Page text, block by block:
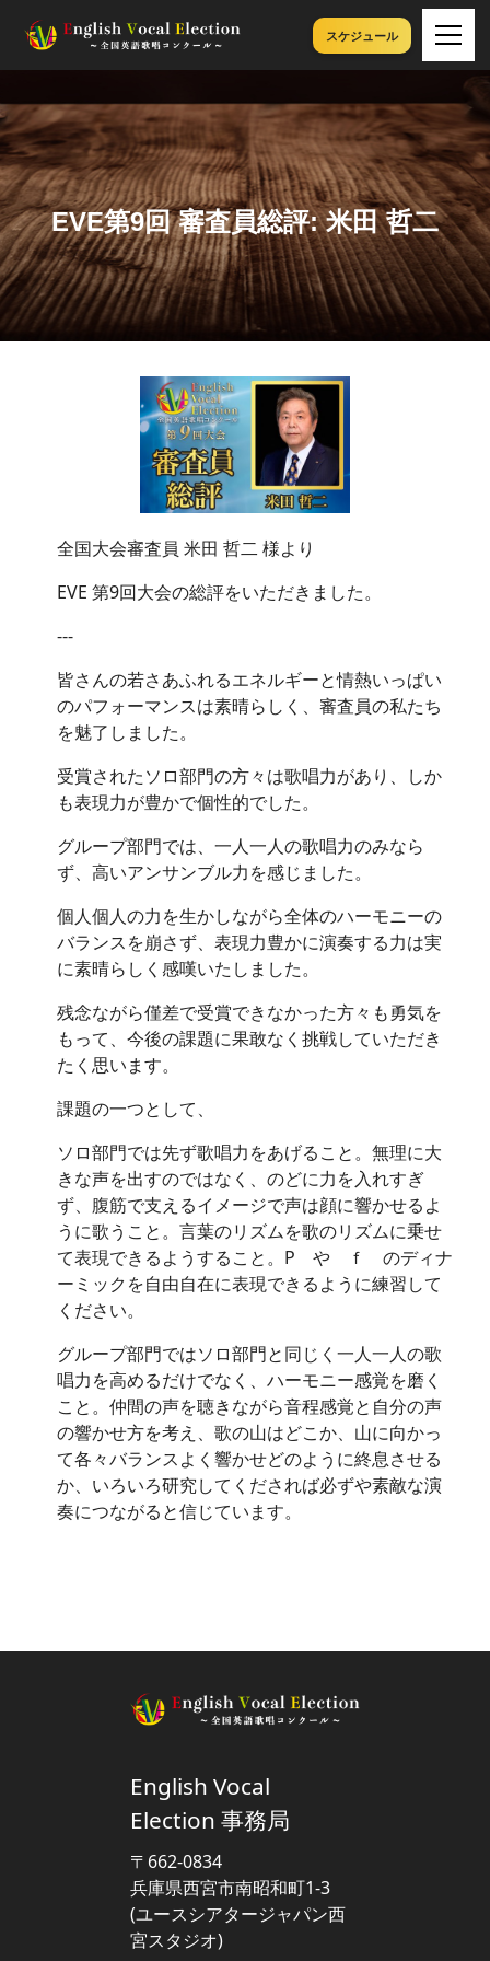
スケジュール
EVE第9回 審査員総評: 米田 哲二
全国大会審査員 米田 哲二 様より
EVE 第9回大会の総評をいただきました。
---
皆さんの若さあふれるエネルギーと情熱いっぱい
のパフォーマンスは素晴らしく、審査員の私たち
を魅了しました。
受賞されたソロ部門の方々は歌唱力があり、しか
も表現力が豊かで個性的でした。
グループ部門では、一人一人の歌唱力のみなら
ず、高いアンサンブル力を感じました。
個人個人の力を生かしながら全体のハーモニーの
バランスを崩さず、表現力豊かに演奏する力は実
に素晴らしく感嘆いたしました。
残念ながら僅差で受賞できなかった方々も勇気を
もって、今後の課題に果敢なく挑戦していただき
たく思います。
課題の一つとして、
ソロ部門では先ず歌唱力をあげること。無理に大
きな声を出すのではなく、のどに力を入れすぎ
ず、腹筋で支えるイメージで声は顔に響かせるよ
うに歌うこと。言葉のリズムを歌のリズムに乗せ
て表現できるようすること。P や ｆ のディナ
ーミックを自由自在に表現できるように練習して
ください。
グループ部門ではソロ部門と同じく一人一人の歌
唱力を高めるだけでなく、ハーモニー感覚を磨く
こと。仲間の声を聴きながら音程感覚と自分の声
の響かせ方を考え、歌の山はどこか、山に向かっ
て各々バランスよく響かせどのように終息させる
か、いろいろ研究してくだされば必ずや素敵な演
奏につながると信じています。
English Vocal
Election 事務局
〒662-0834
兵庫県西宮市南昭和町1-3
(ユースシアタージャパン西
宮スタジオ)